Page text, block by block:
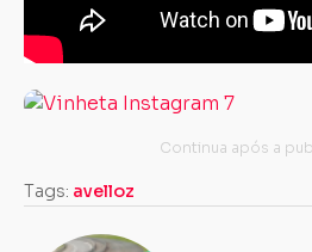
Tags: avelloz